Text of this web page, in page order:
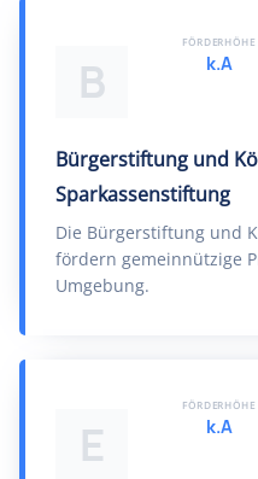
B
Bürgerstiftung und
Sparkassenstiftung
Die Bürgerstiftung und
fördern gemeinnützige
Umgebung.
FÖRDERHÖHE
k.A
E
FÖRDERHÖHE
k.A